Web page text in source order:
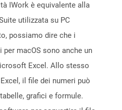
IWork è equivalente alla
utilizzata su PC
possiamo dire che i
macOS sono anche un
Excel. Allo stesso
il file dei numeri può
grafici e formule.